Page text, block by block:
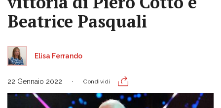
Beatrice Pasquali
Elisa Ferrando
22 Gennaio 2022 Condividi